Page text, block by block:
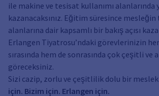
ile makine ve tesisat kullanımı
kazanacaksınız. Eğitim süresince
alanlarına dair kapsamlı bir bakış açısı
Erlangen Tiyatrosu’ndaki görevlerinizin
sırasında hem de sonrasında çok çeşitli ve
göreceksiniz.
Sizi cazip, zorlu ve çeşitlilik dolu bir
için. Bizim için. Erlangen için.